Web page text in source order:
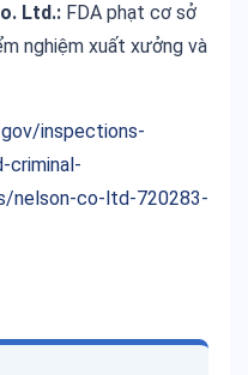
Ltd.: FDA phạt cơ sở
nghiệm xuất xưởng và
inspections-
criminal-
nelson-co-ltd-720283-